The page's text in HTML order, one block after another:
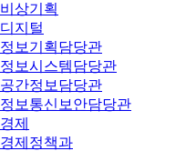
비상기획
디지털
정보기획담당관
정보시스템담당관
공간정보담당관
정보통신보안담당관
경제
경제정책과